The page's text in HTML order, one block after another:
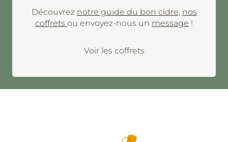
Découvrez notre guide du bon cidre, nos
coffrets ou envoyez-nous un message !
Voir les coffrets